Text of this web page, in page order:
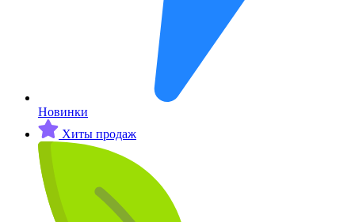
Новинки
Хиты продаж